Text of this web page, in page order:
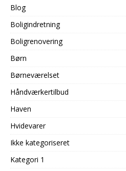
Blog
Boligindretning
Boligrenovering
Børn
Børneværelset
Håndværkertilbud
Haven
Hvidevarer
Ikke kategoriseret
Kategori 1